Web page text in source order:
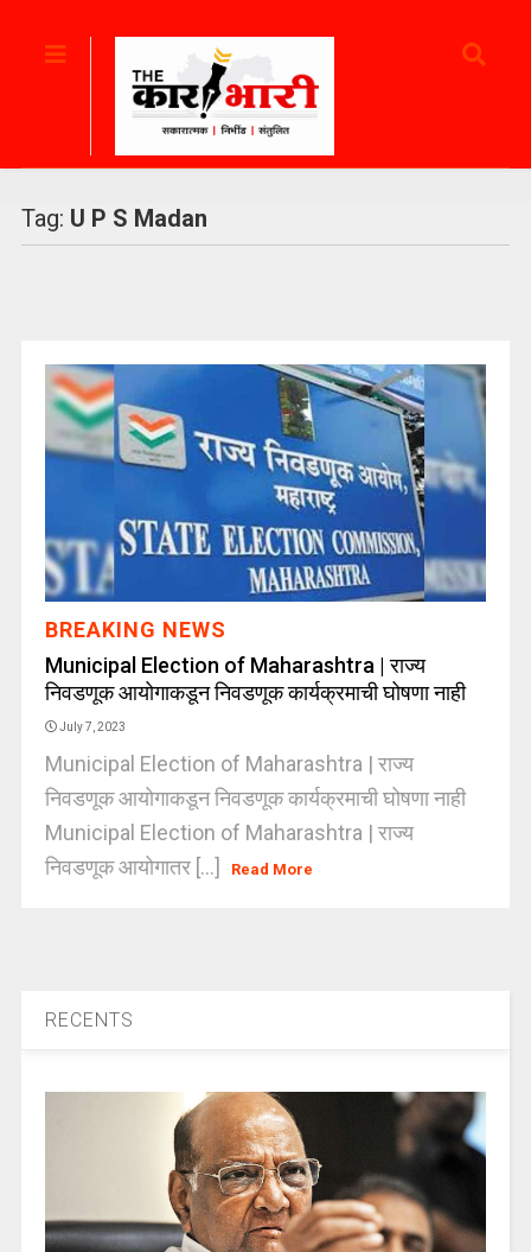
Tag: U P S Madan
BREAKING NEWS
Municipal Election of Maharashtra | राज्य
निवडणूक आयोगाकडून निवडणूक कार्यक्रमाची घोषणा नाही
July 7, 2023
Municipal Election of Maharashtra | राज्य
निवडणूक आयोगाकडून निवडणूक कार्यक्रमाची घोषणा नाही
Municipal Election of Maharashtra | राज्य
निवडणूक आयोगातर [...]
Read More
RECENTS